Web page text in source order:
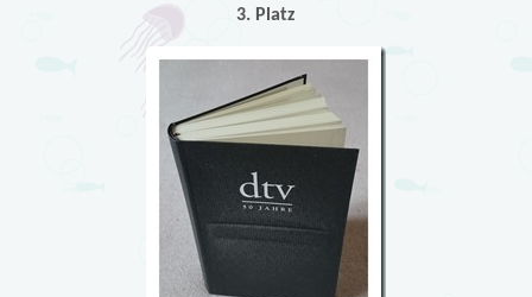
3. Platz